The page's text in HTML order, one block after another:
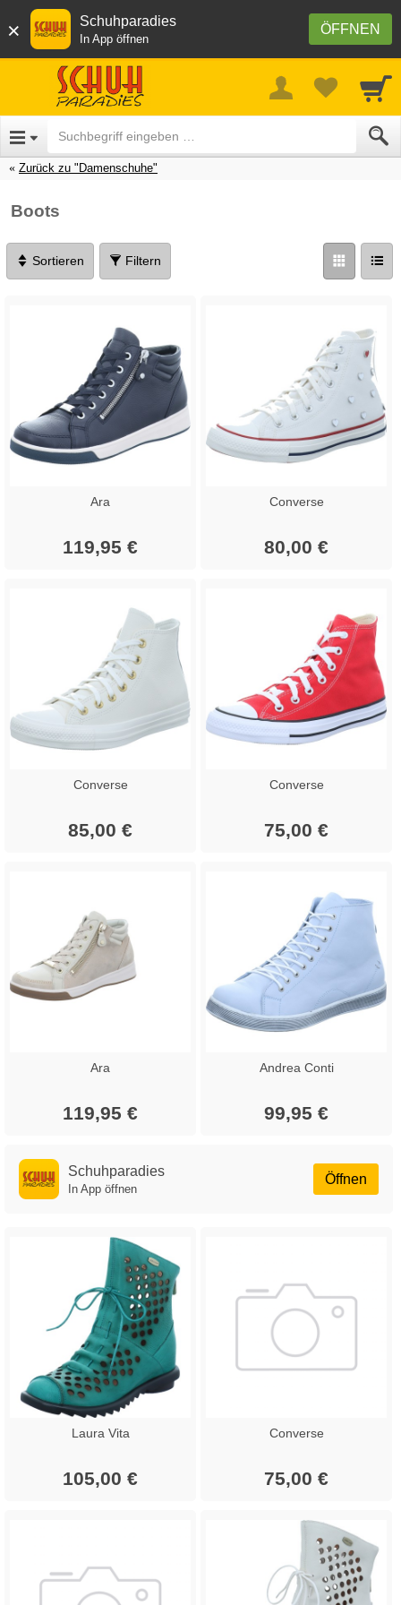
× ÖFFNEN
Schuhparadies
In App öffnen
Zurück zu "Damenschuhe"
Boots
Sortieren Filtern
Ara
119,95 €
Converse
80,00 €
Converse
85,00 €
Converse
75,00 €
Ara
119,95 €
Andrea Conti
99,95 €
Öffnen
Schuhparadies
In App öffnen
Laura Vita
105,00 €
Converse
75,00 €